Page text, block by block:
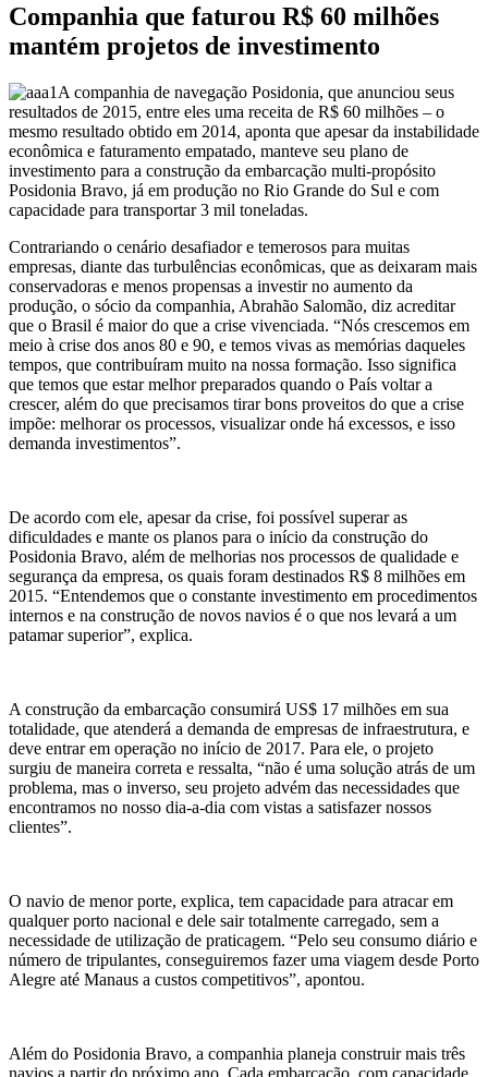
Companhia que faturou R$ 60 milhões
mantém projetos de investimento
A companhia de navegação Posidonia, que anunciou seus
resultados de 2015, entre eles uma receita de R$ 60 milhões – o
mesmo resultado obtido em 2014, aponta que apesar da instabilidade
econômica e faturamento empatado, manteve seu plano de
investimento para a construção da embarcação multi-propósito
Posidonia Bravo, já em produção no Rio Grande do Sul e com
capacidade para transportar 3 mil toneladas.
Contrariando o cenário desafiador e temerosos para muitas
empresas, diante das turbulências econômicas, que as deixaram mais
conservadoras e menos propensas a investir no aumento da
produção, o sócio da companhia, Abrahão Salomão, diz acreditar
que o Brasil é maior do que a crise vivenciada. “Nós crescemos em
meio à crise dos anos 80 e 90, e temos vivas as memórias daqueles
tempos, que contribuíram muito na nossa formação. Isso significa
que temos que estar melhor preparados quando o País voltar a
crescer, além do que precisamos tirar bons proveitos do que a crise
impõe: melhorar os processos, visualizar onde há excessos, e isso
demanda investimentos”.
De acordo com ele, apesar da crise, foi possível superar as
dificuldades e mante os planos para o início da construção do
Posidonia Bravo, além de melhorias nos processos de qualidade e
segurança da empresa, os quais foram destinados R$ 8 milhões em
2015. “Entendemos que o constante investimento em procedimentos
internos e na construção de novos navios é o que nos levará a um
patamar superior”, explica.
A construção da embarcação consumirá US$ 17 milhões em sua
totalidade, que atenderá a demanda de empresas de infraestrutura, e
deve entrar em operação no início de 2017. Para ele, o projeto
surgiu de maneira correta e ressalta, “não é uma solução atrás de um
problema, mas o inverso, seu projeto advém das necessidades que
encontramos no nosso dia-a-dia com vistas a satisfazer nossos
clientes”.
O navio de menor porte, explica, tem capacidade para atracar em
qualquer porto nacional e dele sair totalmente carregado, sem a
necessidade de utilização de praticagem. “Pelo seu consumo diário e
número de tripulantes, conseguiremos fazer uma viagem desde Porto
Alegre até Manaus a custos competitivos”, apontou.
Além do Posidonia Bravo, a companhia planeja construir mais três
navios a partir do próximo ano. Cada embarcação, com capacidade